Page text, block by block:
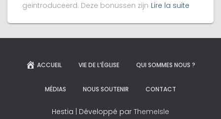
geïntroduceerd. Deze bonussen zijn Lire la suite
ACCUEIL VIE DE L’ÉGLISE QUI SOMMES NOUS ?
MÉDIAS NOUS SOUTENIR CONTACT
Hestia | Développé par ThemeIsle